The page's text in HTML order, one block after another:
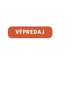
VÝPREDAJ